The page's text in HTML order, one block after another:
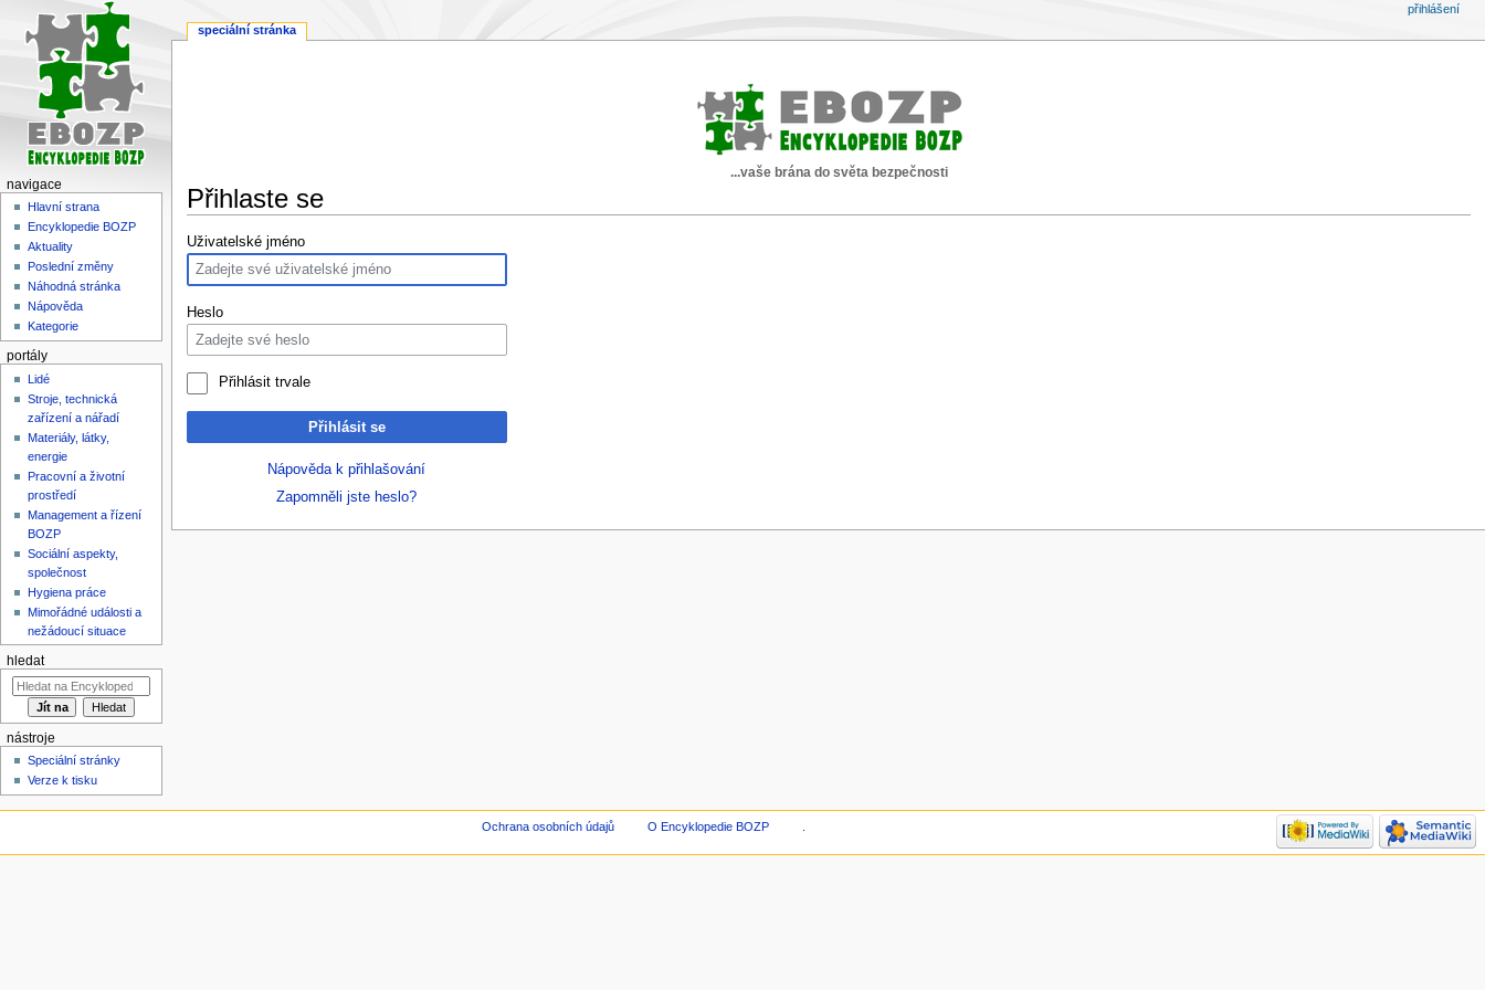
...vaše brána do světa bezpečnosti
Přihlaste se
Skočit
na
navigaci
Skočit
na
vyhledávání
Uživatelské jméno
Heslo
Přihlásit trvale
Přihlásit se
Nápověda k přihlašování
Zapomněli jste heslo?
speciální stránka
přihlášení
navigace
Hlavní strana
Encyklopedie BOZP
Aktuality
Poslední změny
Náhodná stránka
Nápověda
Kategorie
portály
Lidé
Stroje, technická
zařízení a nářadí
Materiály, látky,
energie
Pracovní a životní
prostředí
Management a řízení
BOZP
Sociální aspekty,
společnost
Hygiena práce
Mimořádné události a
nežádoucí situace
hledat
nástroje
Speciální stránky
Verze k tisku
Ochrana osobních údajů O Encyklopedie BOZP